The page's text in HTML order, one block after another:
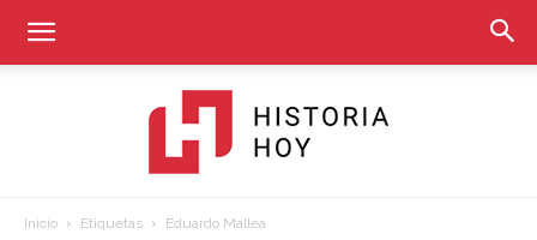
Inicio Etiquetas Eduardo Mallea